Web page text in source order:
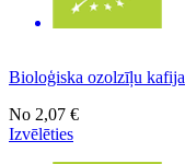
Bioloģiska ozolzīļu kafija
No 2,07 €
Izvēlēties